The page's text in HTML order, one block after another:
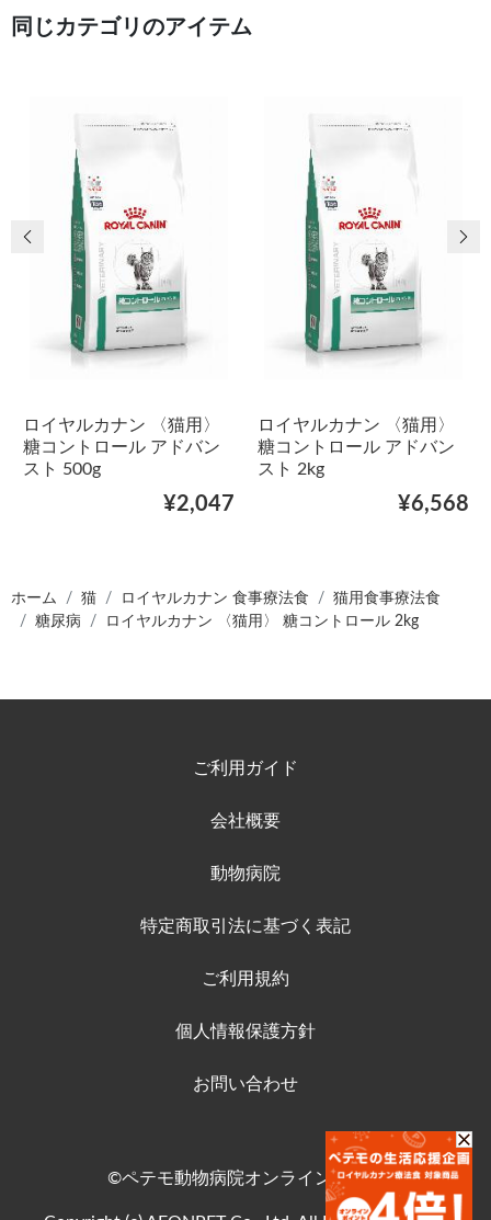
同じカテゴリのアイテム
ロイヤルカナン 〈猫用〉
糖コントロール アドバン
スト 500g
¥2,047
ロイヤルカナン 〈猫用〉
糖コントロール アドバン
スト 2kg
¥6,568
前の画像 次
ホーム 猫 ロイヤルカナン 食事療法食
猫用食事療法食
糖尿病
ロイヤルカナン 〈猫用〉 糖コントロール 2kg
ご利用ガイド
会社概要
動物病院
特定商取引法に基づく表記
ご利用規約
個人情報保護方針
お問い合わせ
©ペテモ動物病院オンラインストア